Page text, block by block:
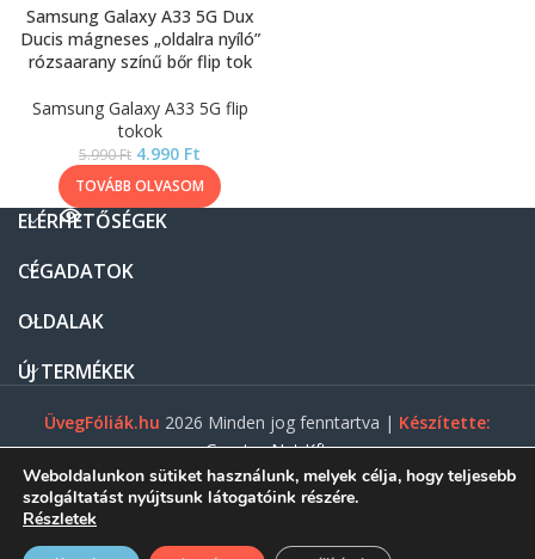
Samsung Galaxy A33 5G Dux
Ducis mágneses „oldalra nyíló”
rózsaarany színű bőr flip tok
Samsung Galaxy A33 5G flip
tokok
5.990Ft 4.990 Ft
TOVÁBB OLVASOM
ELÉRHETŐSÉGEK
CÉGADATOK
OLDALAK
ÚJ TERMÉKEK
ÜvegFóliák.hu 2026 Minden jog fenntartva | Készítette:
Gasztro Net Kft.
Weboldalunkon sütiket használunk, melyek célja, hogy teljesebb
szolgáltatást nyújtsunk látogatóink részére.
Részletek